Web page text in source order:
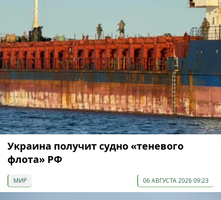
Украина получит судно «теневого
флота» РФ
МИР 06 АВГУСТА 2026 09:23